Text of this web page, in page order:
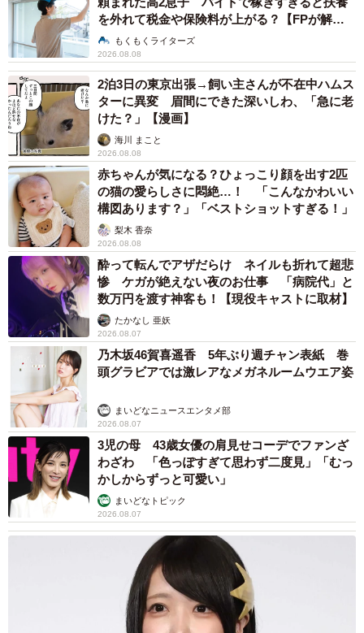
難聴のお姉ちゃんに5歳の妹が手話通訳 互い
しい」「かわいい通訳さん」
五ヶ瀬 あお
2026.08.07
ラストライブ控えるT-BOLAN森友嵐士 にし
たん社長がTikTok内で独占インタビュー
まいどなニュース
2026.08.07
「男の子のママっぽいよね」ってどういう意
味？ 女系家族で育った母 いつもスカートと
ワンピースしか着ないし、ヒールも好き どの
へんが…
山岡 もと子
2026.08.07
猫用の爪研ぎおもちゃを買ったら…「これで合
ってますか？」予想外の使い方が大反響
「100点満点」「かわいいからよし！」
梨木 香奈
2026.08.07
2冊をイラストでいっぱいに 見る人を楽しま
せる家族ストーリーに「かわいすぎる！」
山岡 もと子
2026.08.07
猫2匹が段ボール箱の取り合いで「ポコスカ猫
パンチ」の応酬 その後の心温まる結末に「愛
～！」「おばちゃん泣きそうや…」
梨木 香奈
「ちょっとババロアみたい」パートナーの誕生
日に手作りトートバッグ 完成まで1年 淡い
藍染めに漂うクラゲ よく見ると…「センスす
ごい」山岡 もと子